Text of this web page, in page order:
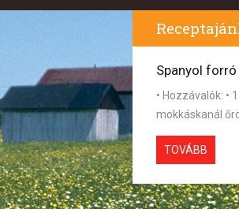
Spanyol
• Hozzávalók: •
mokkáskanál
TOVÁBB